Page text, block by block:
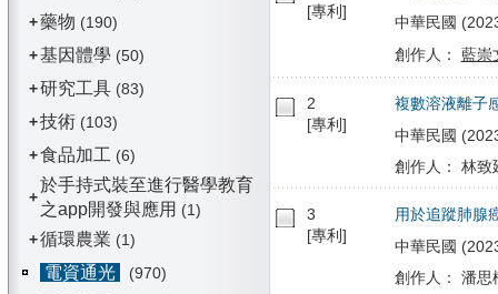
+藥物 (190)
+基因體學 (50)
+研究工具(83)
+技術(103)
+食品加工 (6)
+
於手持式裝至進行醫學教育
之app開發與應用 (1)
+循環農業 (1)
電資通光
(970)
[專利]
中華民國
創作人： 藍崇
2
[專利]
複數溶液離子
中華民國
創作人： 林致
3
[專利]
用於追蹤肺腺
中華民國
創作人： 潘思